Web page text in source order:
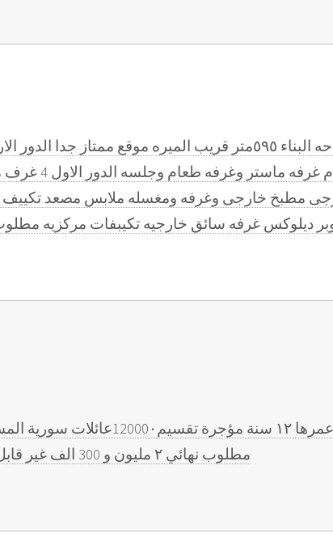
للبيع فيلا الثمامه القديمه مساحه الارض ٤٢٦ مساحه البناء ٥٩٥متر قريب الميره
مع صاله مفتوحين على
مطبخ خارجى وغرفه ومغسله ملابس مصعد
مطلوب نهائي ٢ مليون و 300 الف غير قابل لتواصل 50667219